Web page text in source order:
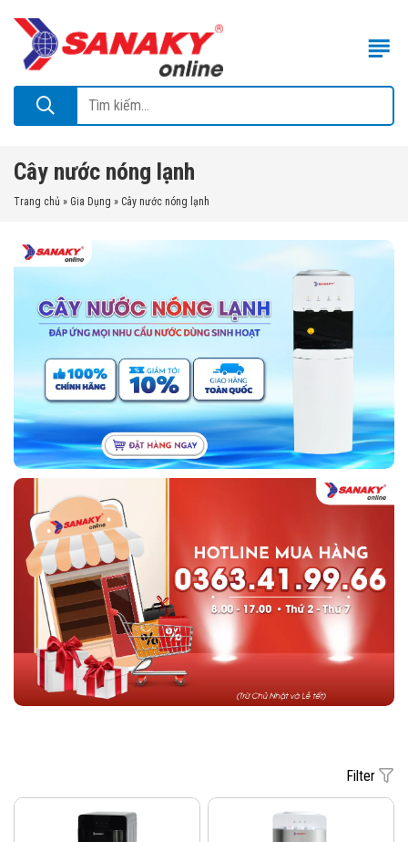
Cây nước nóng lạnh
Trang chủ » Gia Dụng » Cây nước nóng lạnh
Filter